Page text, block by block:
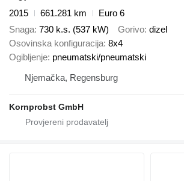
2015
661.281 km
Euro 6
Snaga 730 k.s. (537 kW) Gorivo dizel
Osovinska konfiguracija 8x4
Ogibljenje pneumatski/pneumatski
Njemačka, Regensburg
Kornprobst GmbH